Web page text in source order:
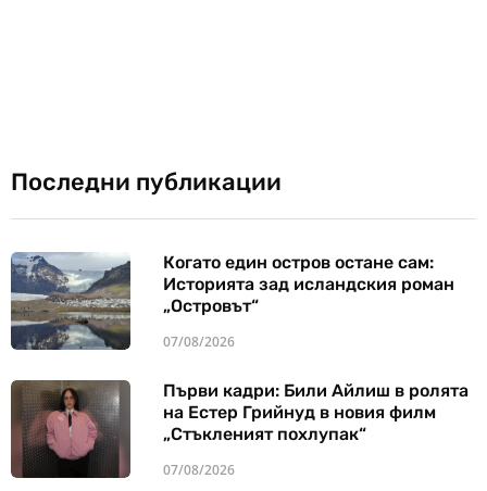
Последни публикации
Когато един остров остане сам:
Историята зад исландския роман
„Островът“
07/08/2026
Първи кадри: Били Айлиш в ролята
на Естер Грийнуд в новия филм
„Стъкленият похлупак“
07/08/2026